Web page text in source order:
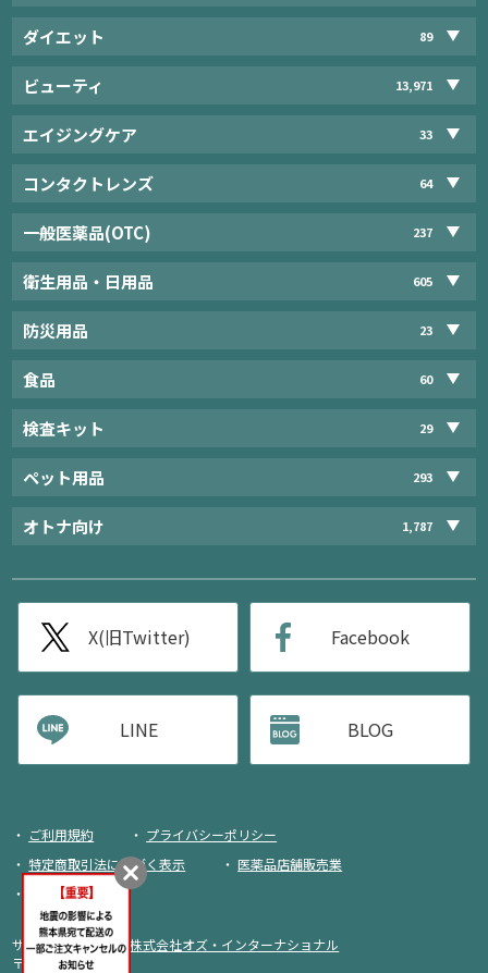
ダイエット 89
ビューティ 13,971
エイジングケア 33
コンタクトレンズ 64
一般医薬品(OTC) 237
衛生用品・日用品 605
防災用品 23
食品 60
検査キット 29
ペット用品 293
オトナ向け 1,787
X(旧Twitter) Facebook
LINE BLOG
ご利用規約
プライバシーポリシー
特定商取引法に基づく表示
医薬品店舗販売業
荷物追跡
サイト運営・企画： 株式会社オズ・インターナショナル
〒103-0013